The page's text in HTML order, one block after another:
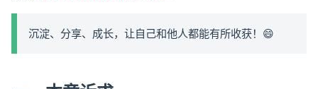
沉淀、分享、成长，让自己和他人都能有所收获！😄